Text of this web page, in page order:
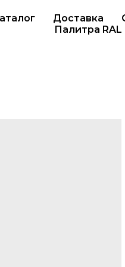
Доставка
Палитра RAL